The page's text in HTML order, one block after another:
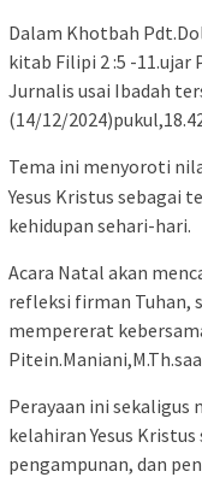
Dalam Khotbah
kitab Filipi 2 :5 -11.ujar
Jurnalis usai Ibadah
(14/12/
Tema ini menyoroti
Yesus Kristus sebagai
kehidupan sehari-hari.
Acara Natal akan
refleksi firman Tuhan,
mempererat
Perayaan ini
kelahiran Yesus
pengampunan, dan